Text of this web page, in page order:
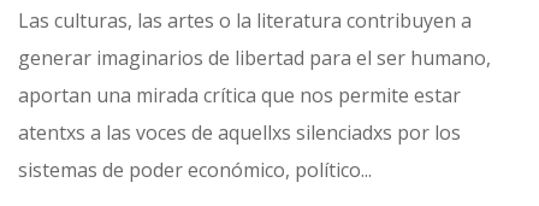
Las culturas, las artes o la literatura contribuyen a
generar imaginarios de libertad para el ser humano,
aportan una mirada crítica que nos permite estar
atentxs a las voces de aquellxs silenciadxs por los
sistemas de poder económico, político...